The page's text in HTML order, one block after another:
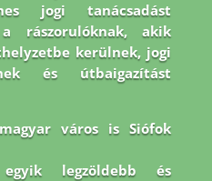
jogi tanácsadást
rászorulóknak, akik
kerülnek, jogi
és útbaigazítást
város is Siófok
legzöldebb és